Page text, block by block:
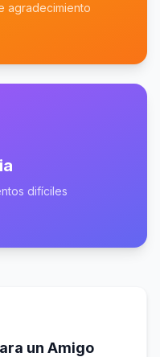
agradecimiento
difíciles
un Amigo